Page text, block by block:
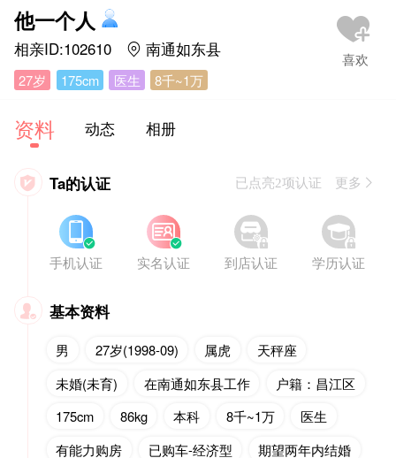
他一个人
相亲ID:102610  南通如东县
27岁 175cm 医生 8千~1万
资料 动态 相册
 Ta的认证 已点亮2项认证 更多


手机认证


实名认证


到店认证


学历认证
 基本资料
男 27岁(1998-09) 属虎
天秤座
未婚(未育)
在南通如东县工作
户籍：昌江区
175cm
86kg 本科 8千~1万
医生
有能力购房
已购车-经济型
期望两年内结婚